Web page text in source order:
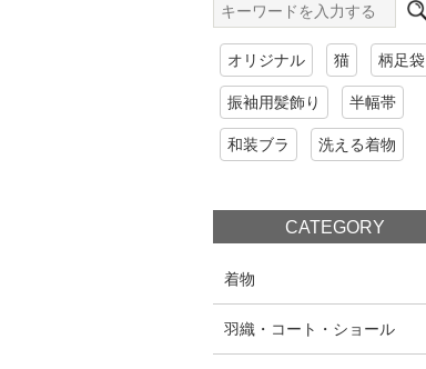
オリジナル 猫 柄足袋
振袖用髪飾り 半幅帯
和装ブラ 洗える着物
CATEGORY
着物
羽織・コート・ショール